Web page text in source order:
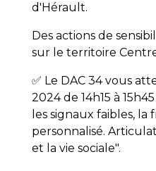
d'Hérault.
Des actions de
sur le territoire
✅ Le DAC 34 vous
2024 de 14h15 à
les signaux faibles, la
personnalisé.
et la vie sociale".